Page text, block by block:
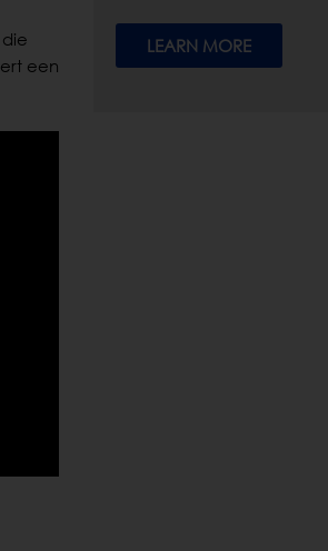
een
LEARN MORE